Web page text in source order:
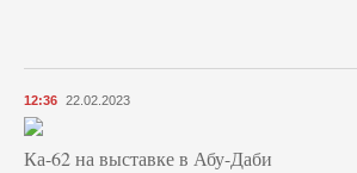
12:36 22.02.2023
Ка-62 на выставке в Абу-Даби